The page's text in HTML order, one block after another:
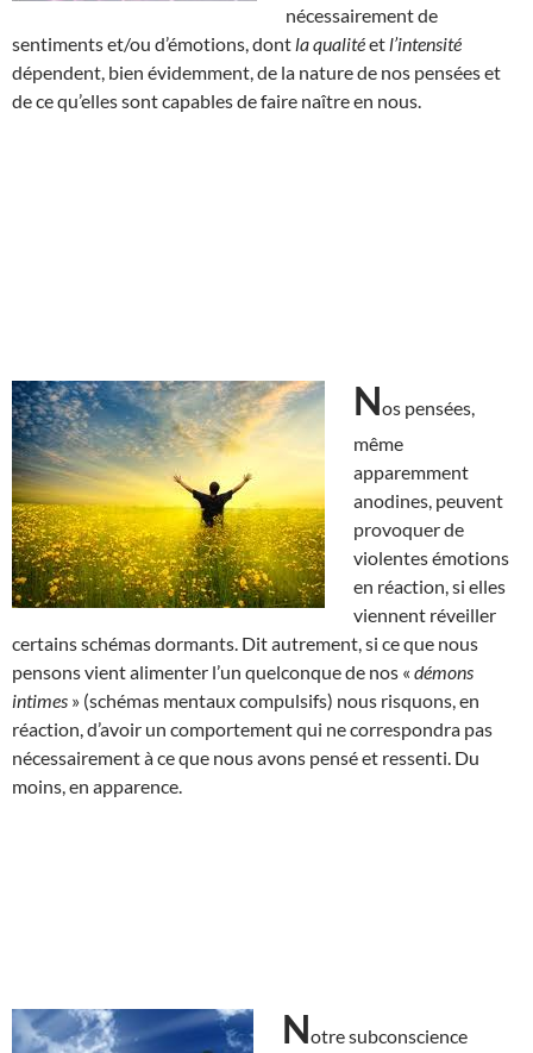
nécessairement de
sentiments et/ou d’émotions, dont la qualitéet l’intensité
dépendent, bien évidemment, de la nature de nos pensées et
de ce qu’elles sont capables de faire naître en nous.
Nos pensées,
même
apparemment
anodines, peuvent
provoquer de
violentes émotions
en réaction, si elles
viennent réveiller
certains schémas dormants. Dit autrement, si ce que nous
pensons vient alimenter l’un quelconque de nos « démons
intimes » (schémas mentaux compulsifs) nous risquons, en
réaction, d’avoir un comportement qui ne correspondra pas
nécessairement à ce que nous avons pensé et ressenti. Du
moins, en apparence.
Notre subconscience